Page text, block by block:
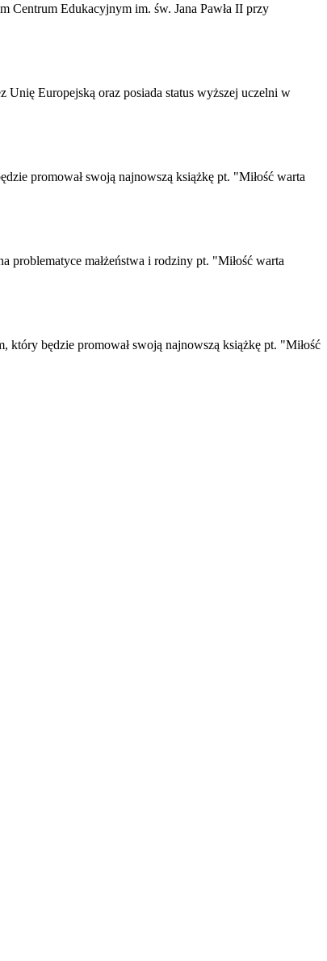
Centrum Edukacyjnym im. św. Jana Pawła II przy
Europejską oraz posiada status wyższej uczelni w
promował swoją najnowszą książkę pt. "Miłość warta
problematyce małżeństwa i rodziny pt. "Miłość warta
będzie promował swoją najnowszą książkę pt. "Miłość